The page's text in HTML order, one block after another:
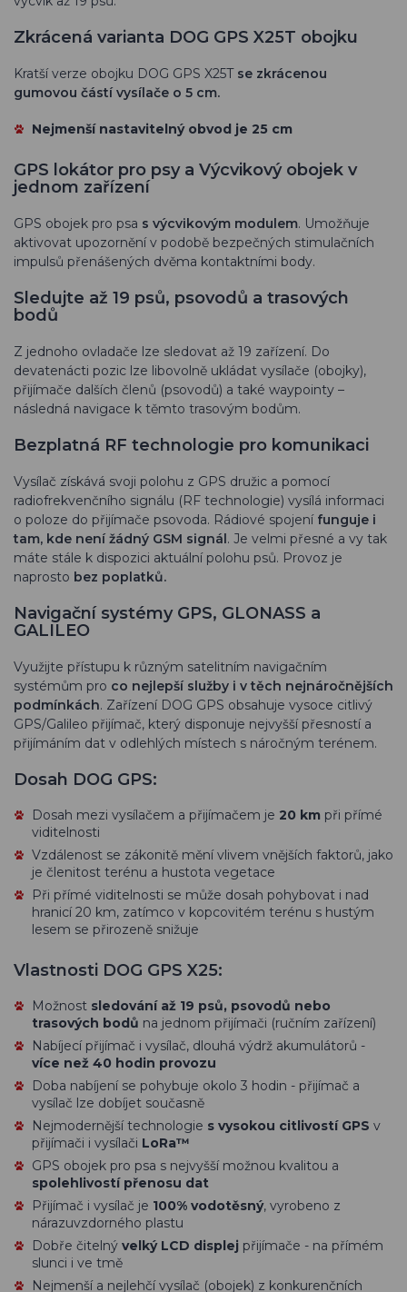
Zkrácená varianta DOG GPS X25T obojku
Kratší verze obojku DOG GPS X25T se zkrácenou
gumovou částí vysílače o 5 cm.
Nejmenší nastavitelný obvod je 25 cm
GPS lokátor pro psy a Výcvikový obojek v
jednom zařízení
GPS obojek pro psa s výcvikovým modulem. Umožňuje
aktivovat upozornění v podobě bezpečných stimulačních
impulsů přenášených dvěma kontaktními body.
Sledujte až 19 psů, psovodů a trasových
bodů
Z jednoho ovladače lze sledovat až 19 zařízení. Do
devatenácti pozic lze libovolně ukládat vysílače (obojky),
přijímače dalších členů (psovodů) a také waypointy –
následná navigace k těmto trasovým bodům.
Bezplatná RF technologie pro komunikaci
Vysílač získává svoji polohu z GPS družic a pomocí
radiofrekvenčního signálu (RF technologie) vysílá informaci
o poloze do přijímače psovoda. Rádiové spojení funguje i
tam, kde není žádný GSM signál. Je velmi přesné a vy tak
máte stále k dispozici aktuální polohu psů. Provoz je
naprosto bez poplatků.
Navigační systémy GPS, GLONASS a
GALILEO
Využijte přístupu k různým satelitním navigačním
systémům pro co nejlepší služby i v těch nejnáročnějších
podmínkách. Zařízení DOG GPS obsahuje vysoce citlivý
GPS/Galileo přijímač, který disponuje nejvyšší přesností a
přijímáním dat v odlehlých místech s náročným terénem.
Dosah DOG GPS:
Dosah mezi vysílačem a přijímačem je 20 km při přímé
viditelnosti
Vzdálenost se zákonitě mění vlivem vnějších faktorů, jako
je členitost terénu a hustota vegetace
Při přímé viditelnosti se může dosah pohybovat i nad
hranicí 20 km, zatímco v kopcovitém terénu s hustým
lesem se přirozeně snižuje
Vlastnosti DOG GPS X25:
Možnost sledování až 19 psů, psovodů nebo
trasových bodů na jednom přijímači (ručním zařízení)
Nabíjecí přijímač i vysílač, dlouhá výdrž akumulátorů -
více než 40 hodin provozu
Doba nabíjení se pohybuje okolo 3 hodin - přijímač a
vysílač lze dobíjet současně
Nejmodernější technologie s vysokou citlivostí GPS v
přijímači i vysílači LoRa™
GPS obojek pro psa s nejvyšší možnou kvalitou a
spolehlivostí přenosu dat
Přijímač i vysílač je 100% vodotěsný, vyrobeno z
nárazuvzdorného plastu
Dobře čitelný velký LCD displej přijímače - na přímém
slunci i ve tmě
Nejmenší a nejlehčí vysílač (obojek) z konkurenčních